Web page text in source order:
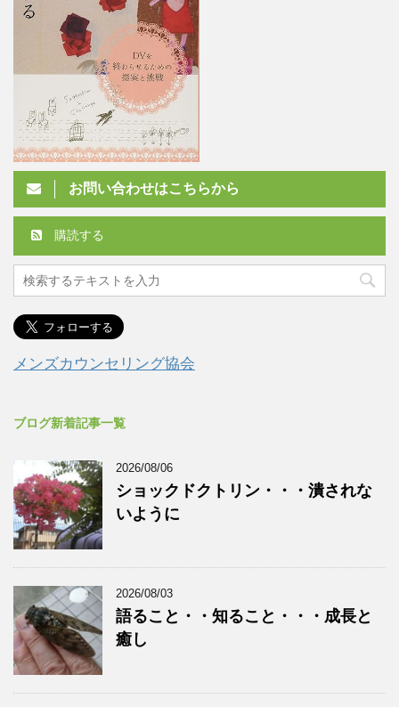
お問い合わせはこちらから
購読する
メンズカウンセリング協会
ブログ新着記事一覧
2026/08/06
ショックドクトリン・・・潰されな
いように
2026/08/03
語ること・・知ること・・・成長と
癒し